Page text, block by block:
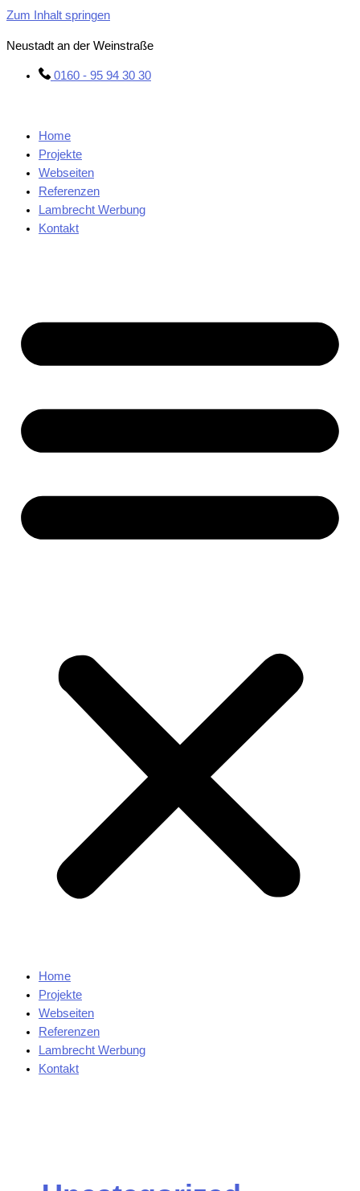
Zum Inhalt springen
Neustadt an der Weinstraße
0160 - 95 94 30 30
Home
Projekte
Webseiten
Referenzen
Lambrecht Werbung
Kontakt
Home
Projekte
Webseiten
Referenzen
Lambrecht Werbung
Kontakt